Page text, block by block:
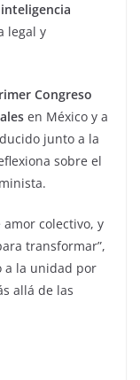
legal y
Congreso
en México y a
junto a la
sobre el
amor colectivo, y
transformar”,
a la unidad por
allá de las